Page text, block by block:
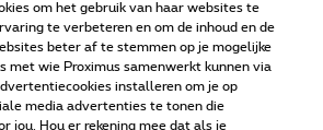
Accessibility statement
om het gebruik van haar websites te
te verbeteren en om de inhoud en de
beter af te stemmen op je mogelijke
met wie Proximus samenwerkt kunnen via
installeren om je op
media advertenties te tonen die
jou. Hou er rekening mee dat als je